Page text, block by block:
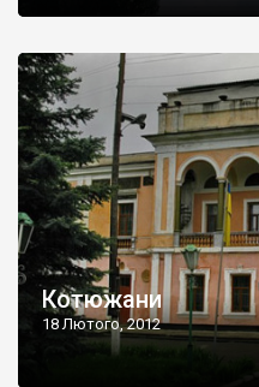
Котюжани
18 Лютого, 2012